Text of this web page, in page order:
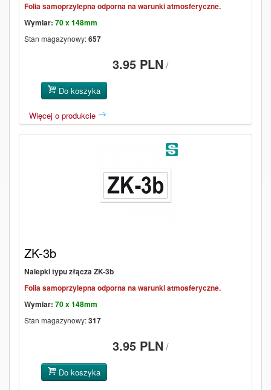
Folia samoprzylepna odporna na warunki atmosferyczne.
Wymiar:70 x 148mm
Stan magazynowy:657
3.95 PLN/
Do koszyka
Więcej o produkcie
ZK-3b
Nalepki typu złącza ZK-3b
Folia samoprzylepna odporna na warunki atmosferyczne.
Wymiar:70 x 148mm
Stan magazynowy:317
3.95 PLN/
Do koszyka